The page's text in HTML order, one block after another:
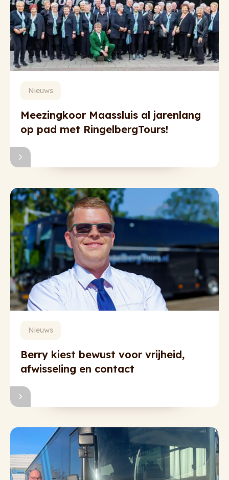
Nieuws
Meezingkoor Maassluis al jarenlang
op pad met RingelbergTours!
Nieuws
Berry kiest bewust voor vrijheid,
afwisseling en contact